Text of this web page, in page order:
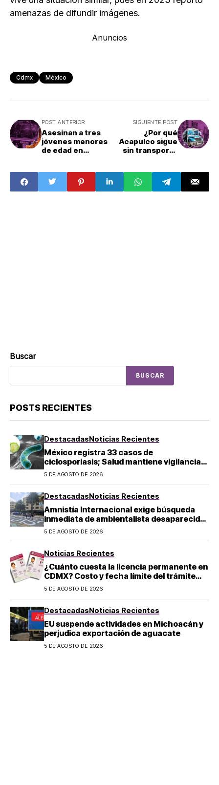
amenazas de difundir imágenes.
Anuncios
Cdmx México
POST ANTERIOR
Asesinan a tres
jóvenes menores
de edad en
SIGUIENTE POST
¿Por qué
Acapulco sigue
sin transporte
Buscar
BUSCAR
POSTS RECIENTES
DestacadasNoticias Recientes
México registra 33 casos de
ciclosporiasis; Salud mantiene vigilancia
epidemiológica
5 DE AGOSTO DE 2026
DestacadasNoticias Recientes
Amnistía Internacional exige búsqueda
inmediata de ambientalista desaparecido
en Michoacán
5 DE AGOSTO DE 2026
Noticias Recientes
¿Cuánto cuesta la licencia permanente en
CDMX? Costo y fecha límite del trámite
2026
5 DE AGOSTO DE 2026
DestacadasNoticias Recientes
EU suspende actividades en Michoacán y
perjudica exportación de aguacate
5 DE AGOSTO DE 2026